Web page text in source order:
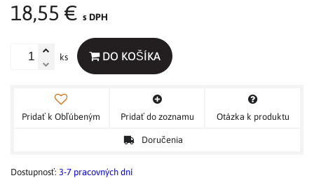
18,55 € s DPH
ks DO KOŠÍKA
Pridať k Obľúbeným Pridať do zoznamu Otázka k produktu
Doručenia
Dostupnosť: 3-7 pracovných dní